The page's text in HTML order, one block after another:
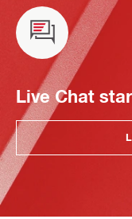
Live Chat